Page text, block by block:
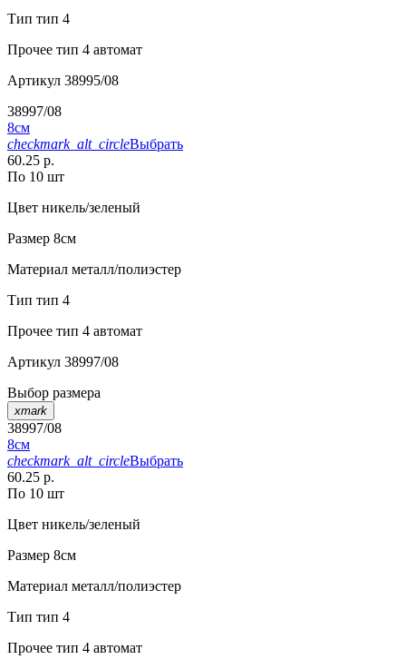
Тип тип 4
Прочее тип 4 автомат
Артикул 38995/08
38997/08
8см
checkmark_alt_circleВыбрать
60.25 р.
По 10 шт
Цвет никель/зеленый
Размер 8см
Материал металл/полиэстер
Тип тип 4
Прочее тип 4 автомат
Артикул 38997/08
Выбор размера
xmark
38997/08
8см
checkmark_alt_circleВыбрать
60.25 р.
По 10 шт
Цвет никель/зеленый
Размер 8см
Материал металл/полиэстер
Тип тип 4
Прочее тип 4 автомат